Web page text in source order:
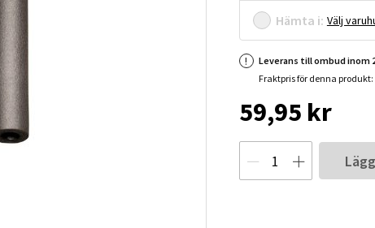
Hämta i: Välj
Leverans till ombud inom
Fraktpris för denna produkt:
59,95 kr